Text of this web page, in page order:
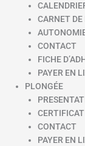
CARNET DE
CONTACT
FICHE
PAYER EN
PLONGÉE
CONTACT
PAYER EN